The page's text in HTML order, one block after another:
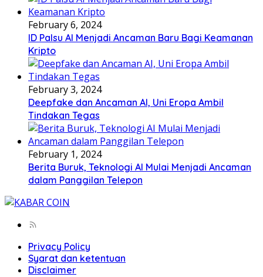
February 6, 2024
ID Palsu AI Menjadi Ancaman Baru Bagi Keamanan
Kripto
February 3, 2024
Deepfake dan Ancaman AI, Uni Eropa Ambil
Tindakan Tegas
February 1, 2024
Berita Buruk, Teknologi AI Mulai Menjadi Ancaman
dalam Panggilan Telepon
Privacy Policy
Syarat dan ketentuan
Disclaimer